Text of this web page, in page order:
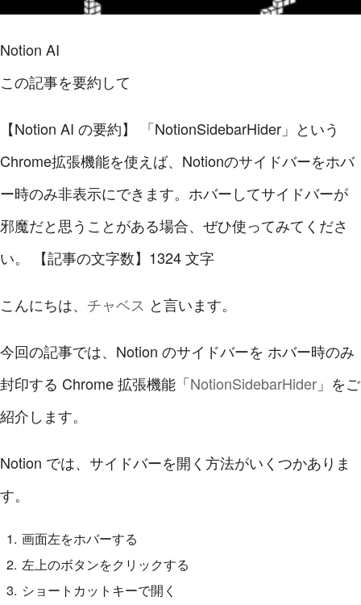
Notion AI
この記事を要約して
【Notion AI の要約】
「NotionSidebarHider」という
Chrome拡張機能を使えば、Notionのサイドバーをホバ
ー時のみ非表示にできます。ホバーしてサイドバーが
邪魔だと思うことがある場合、ぜひ使ってみてくださ
い。
【記事の文字数】1324 文字
こんにちは、 チャベス と言います。
今回の記事では、Notion のサイドバーを ホバー時のみ
封印する Chrome 拡張機能「NotionSidebarHider 」をご
紹介します。
Notion では、サイドバーを開く方法がいくつかありま
す。
画面左をホバーする
左上のボタンをクリックする
ショートカットキーで開く